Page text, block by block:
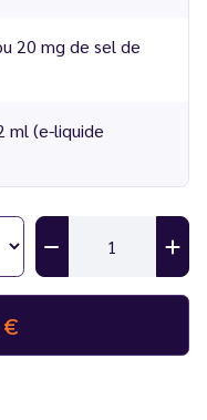
20 mg de sel de
ml (e-liquide
soit 2000 au
€